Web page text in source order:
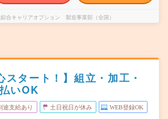
合キャリアオプション 製造事業部（全国）
スタート！】組立・加工・
いOK
途支給あり 土日祝日が休み WEB登録OK